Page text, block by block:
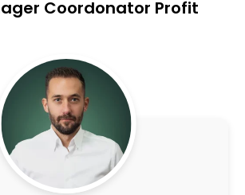
Coordonator Profit